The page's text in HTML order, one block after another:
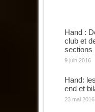
Hand :
club et
sections
9 juin 2016
Hand:
end et
23 mai 2016